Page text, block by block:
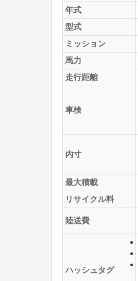
年式
型式
ミッション
馬力
走行距離
車検
内寸
最大積載
リサイクル料
陸送費
ハッシュタグ